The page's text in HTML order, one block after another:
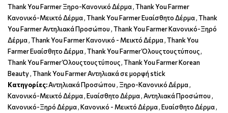
Thank You Farmer Ξηρο-Κανονικό Δέρμα,Thank You Farmer
Κανονικό-Μεικτό Δέρμα,Thank You Farmer Ευαίσθητο Δέρμα,Thank
You Farmer Αντηλιακά Προσώπου,Thank You Farmer Κανονικό-Ξηρό
Δέρμα,Thank You Farmer Κανονικό - Μεικτό Δέρμα,Thank You
Farmer Ευαίσθητο Δέρμα,Thank You Farmer Όλους τους τύπους,
Thank You Farmer Όλους τους τύπους,Thank You Farmer Korean
Beauty,Thank You Farmer Αντηλιακά σε μορφή stick
Κατηγορίες:Αντηλιακά Προσώπου, Ξηρο-Κανονικό Δέρμα,
Κανονικό-Μεικτό Δέρμα,Ευαίσθητο Δέρμα,Αντηλιακά Προσώπου,
Κανονικό-Ξηρό Δέρμα,Κανονικό - Μεικτό Δέρμα,Ευαίσθητο Δέρμα,